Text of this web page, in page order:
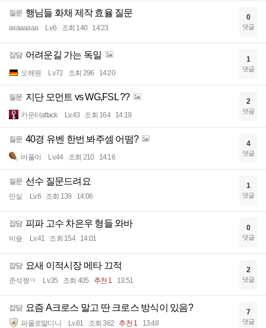
질문 행님들 화채 제작 효율 질문
axaaaaaa Lv.6 조회 140 14:23
0
댓글
잡담 어려운길 가는 독일
오해원 Lv.72 조회 296 14:20
1
댓글
질문 지단 모먼트 vs WG,FSL ??
카운터attack Lv.43 조회 164 14:19
2
댓글
질문 40경 유벤 한번 봐주셈 어떰?
바풀이 Lv.44 조회 210 14:16
4
댓글
질문 선수 질문드려요
민실 Lv.6 조회 139 14:06
1
댓글
잡담 피파 고수 차은우 형들 와바
비숖 Lv.41 조회 154 14:01
0
댓글
잡담 요새 이적시장 메타 끄적
준석짱ㅋ Lv.35 조회 405 추천 1 13:51
2
댓글
잡담 요즘 A크로스 말고 딴 크로스 방식이 있음?
파울로말디니 Lv.81 조회 362 추천 1 13:48
7
댓글